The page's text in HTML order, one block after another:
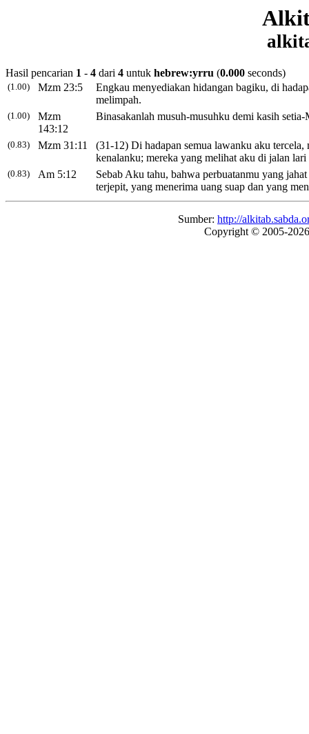
Hasil pencarian 1 - 4 dari 4 untuk hebrew:yrru (0.000 seconds)
(1.00) Mzm 23:5 Engkau menyediakan hidangan bagiku, di
melimpah.
(1.00)
Mzm
143:12
Binasakanlah musuh-musuhku demi kasih setia-
(0.83) Mzm 31:11 (31-12) Di hadapan semua lawanku aku tercela,
kenalanku; mereka yang melihat aku di jalan lari
(0.83) Am 5:12
Sebab Aku tahu, bahwa perbuatanmu yang
terjepit, yang menerima uang suap dan yang
Sumber: http://
Copyright © 2005-